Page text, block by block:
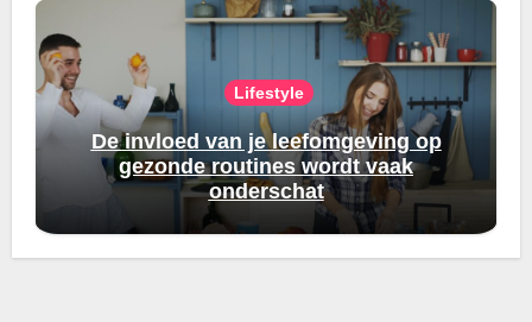
Lifestyle
De invloed van je leefomgeving op
gezonde routines wordt vaak
onderschat